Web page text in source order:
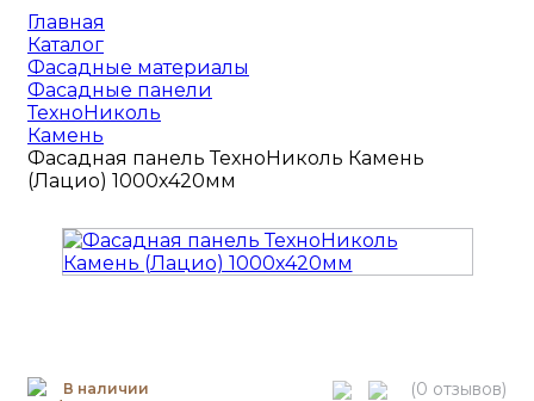
Главная
Каталог
Фасадные материалы
Фасадные панели
ТехноНиколь
Камень
Фасадная панель ТехноНиколь Камень
(Лацио) 1000х420мм
В наличии (0 отзывов)